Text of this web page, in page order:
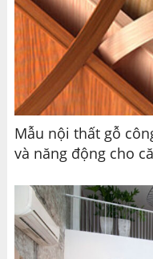
Mẫu nội thất gỗ
và năng động cho